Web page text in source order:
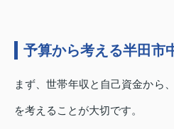
予算から考える半田市
まず、世帯年収と自己資金から
を考えることが大切です。